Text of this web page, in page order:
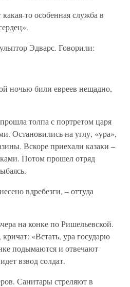
то особенная служба в
Эдварс. Говорили:
ночью били евреев нещадно,
толпа с портретом царя
Остановились на углу, «ура»,
Вскоре приехали казаки –
Потом прошел отряд
вдребезги, – оттуда
на конке по Ришельевской.
«Встать, ура государю
подымаются и отвечают
взвод солдат.
Санитары стреляют в